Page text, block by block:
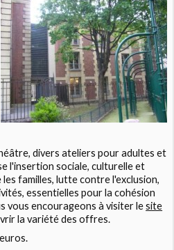
divers ateliers pour adultes et
l'insertion sociale, culturelle et
familles, lutte contre l'exclusion,
essentielles pour la cohésion
vous encourageons à visiter lesite
la variété des offres.